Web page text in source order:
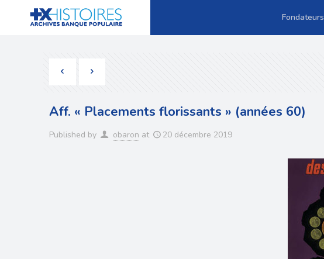
Fondateurs
Aff. « Placements florissants » (années 60)
Published by obaron at 20 décembre 2019